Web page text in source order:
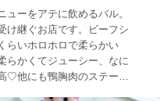
ューをアテに飲めるバル。
け継ぐお店です。ビーフシ
らいホロホロで柔らかい
らかくてジューシー、なに
♡他にも鴨胸肉のステーキ